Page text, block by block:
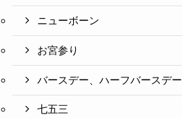
ニューボーン
お宮参り
バースデー、ハーフバースデー
七五三